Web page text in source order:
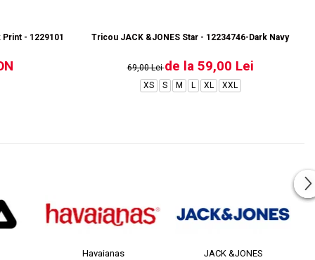
- 12291019-BlackTricou JACK &JONES Star - 12234746-Dark Navy
69,00 Leide la 59,00 Lei
XS S M L XL XXL
Havaianas JACK &JONES